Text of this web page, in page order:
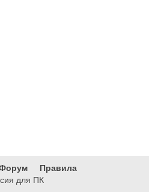
Правила
для ПК